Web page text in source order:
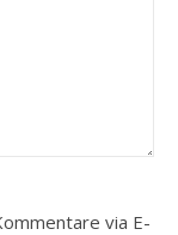
via E-